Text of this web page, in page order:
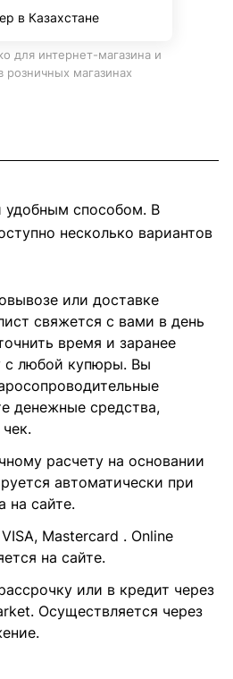
в Казахстане
для интернет-магазина и
розничных магазинах
удобным способом. В
несколько вариантов
или доставке
свяжется с вами в день
время и заранее
с любой купюры. Вы
денежные средства,
расчету на основании
автоматически при
на сайте.
Mastercard . Online
на сайте.
или в кредит через
Осуществляется через